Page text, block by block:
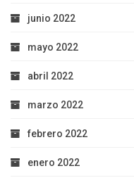
junio 2022
mayo 2022
abril 2022
marzo 2022
febrero 2022
enero 2022